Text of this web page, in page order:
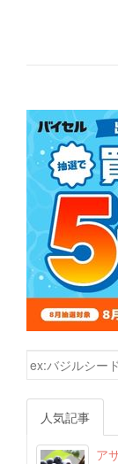
検索結果:
人気記事
ア